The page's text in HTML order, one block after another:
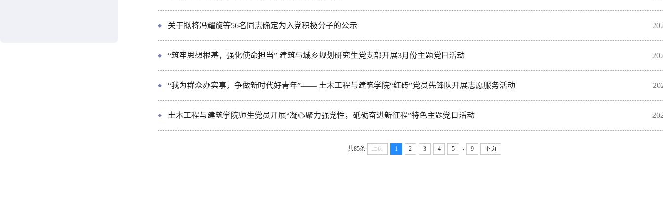
关于拟将冯耀旋等56名同志确定为入党积极分子的公示
“筑牢思想根基，强化使命担当” 建筑与城乡规划研究生党支部开展3月份主题党日活动
“我为群众办实事，争做新时代好青年”—— 土木工程与建筑学院“红砖”党员先锋队开展志愿服务活动
土木工程与建筑学院师生党员开展“凝心聚力强党性，砥砺奋进新征程”特色主题党日活动
共85条 上页 1 2 3 4 5 ... 9 下页